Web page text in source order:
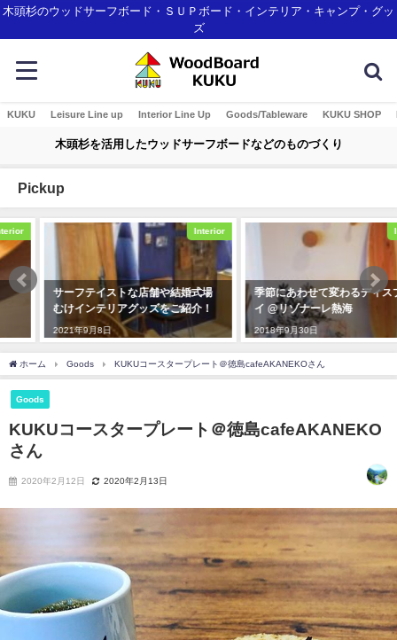
木頭杉のウッドサーフボード・ＳＵＰボード・インテリア・キャンプ・グッ
ズ
KUKU Leisure Line up Interior Line Up Goods/Tableware KUKU SHOP
木頭杉を活用したウッドサーフボードなどのものづくり
Pickup
Interior
サーフテイストな店舗や結婚式場
むけインテリアグッズをご紹介！
2021年9月8日
季節にあわせて変わるディスプレ
イ @リゾナーレ熱海
2018年9月30日
ホーム Goods KUKUコースタープレート＠徳島cafeAKANEKOさん
Goods
KUKUコースタープレート＠徳島cafeAKANEKO
さん
2020年2月12日 2020年2月13日